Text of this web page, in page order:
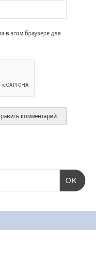
в этом браузере для
OK